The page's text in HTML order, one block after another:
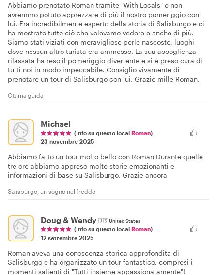
Abbiamo prenotato Roman tramite "With Locals" e non
avremmo potuto apprezzare di più il nostro pomeriggio con
lui. Era incredibilmente esperto della storia di Salisburgo e ci
ha mostrato tutto ciò che volevamo vedere e anche di più.
Siamo stati viziati con meravigliose perle nascoste, luoghi
dove nessun altro turista era ammesso. La sua accoglienza
rilassata ha reso il pomeriggio divertente e si è preso cura di
tutti noi in modo impeccabile. Consiglio vivamente di
prenotare un tour di Salisburgo con lui. Grazie mille Roman.
Ottima guida
Michael
(Info su questo local Roman)
23 novembre 2025
Abbiamo fatto un tour molto bello con Roman Durante quelle
tre ore abbiamo appreso molte storie emozionanti e
informazioni di base su Salisburgo. Grazie ancora
Salisburgo, un sogno nel freddo
Doug & Wendy 🇺🇸United States
(Info su questo local Roman)
12 settembre 2025
Roman aveva una conoscenza storica approfondita di
Salisburgo e ha organizzato un tour fantastico, compresi i
momenti salienti di "Tutti insieme appassionatamente"!